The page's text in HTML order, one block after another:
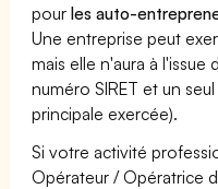
pourles auto-
Une entreprise peut
mais elle n'aura à l'issue
numéro SIRET et un
principale exercée).
Si votre activité
Opérateur / Opératrice